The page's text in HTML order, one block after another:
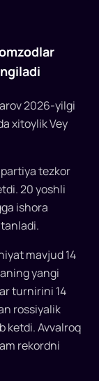
2026-yilgi
xitoylik Vey
tezkor
20 yoshli
ishora
mavjud 14
yangi
turnirini 14
rossiyalik
ketdi. Avvalroq
rekordni